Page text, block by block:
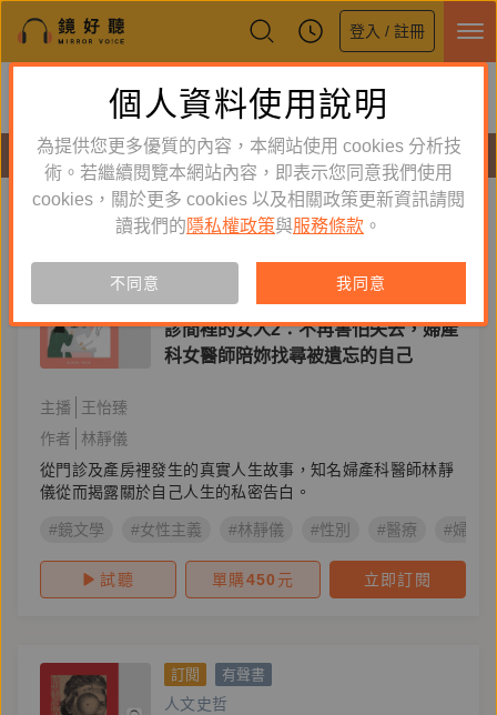
登入 / 註冊
鏡好聽全新APP上線
體驗全面升級，即刻下載
有聲書
新到舊 舊到新
有聲書
診間裡的女人2：不再害怕失去，婦產
科女醫師陪妳找尋被遺忘的自己
主播
王怡臻
作者
林靜儀
從門診及產房裡發生的真實人生故事，知名婦產科醫師林靜
儀從而揭露關於自己人生的私密告白。
#鏡文學 #女性主義 #林靜儀 #性別 #醫療 #婦產
試聽 單購450 元 立即訂閱
訂閱 有聲書
人文史哲
個人資料使用說明
為提供您更多優質的內容，本網站使用 cookies 分析技
術。若繼續閱覽本網站內容，即表示您同意我們使用
cookies，關於更多 cookies 以及相關政策更新資訊請閱
讀我們的 隱私權政策與服務條款 。
不同意 我同意